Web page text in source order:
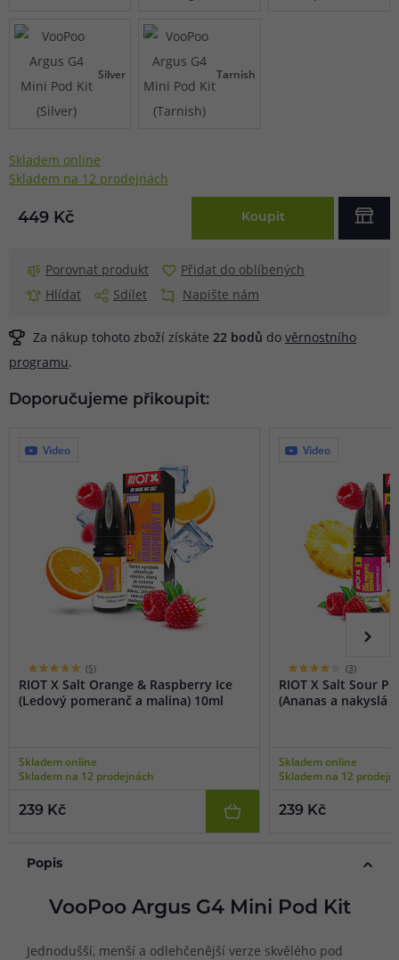
Silver Tarnish
Skladem online
Skladem na 12 prodejnách
449 Kč Koupit
Porovnat produkt
Přidat do oblíbených
Hlídat
Sdílet Napište nám
Za nákup tohoto zboží získáte 22 bodů do věrnostního
programu.
Doporučujeme přikoupit:
Video
(5)
RIOT X Salt Orange & Raspberry Ice
(Ledový pomeranč a malina) 10ml
Skladem online
Skladem na 12 prodejnách
239 Kč
Video
(3)
RIOT X Salt Sour
(Ananas a nakyslá
Skladem online
Skladem na 12
239 Kč
Popis
VooPoo Argus G4 Mini Pod Kit
Jednodušší, menší a odlehčenější verze skvělého pod